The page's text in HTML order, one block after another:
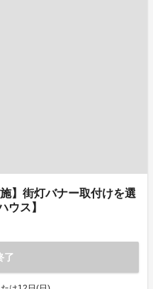
】街灯バナー取付けを選
ウス】
了